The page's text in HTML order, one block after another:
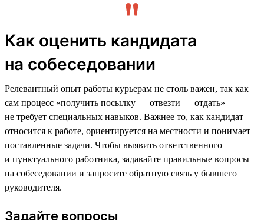
Как оценить кандидата
на собеседовании
Релевантный опыт работы курьерам не столь важен, так как
сам процесс «получить посылку — отвезти — отдать»
не требует специальных навыков. Важнее то, как кандидат
относится к работе, ориентируется на местности и понимает
поставленные задачи. Чтобы выявить ответственного
и пунктуального работника, задавайте правильные вопросы
на собеседовании и запросите обратную связь у бывшего
руководителя.
Задайте вопросы